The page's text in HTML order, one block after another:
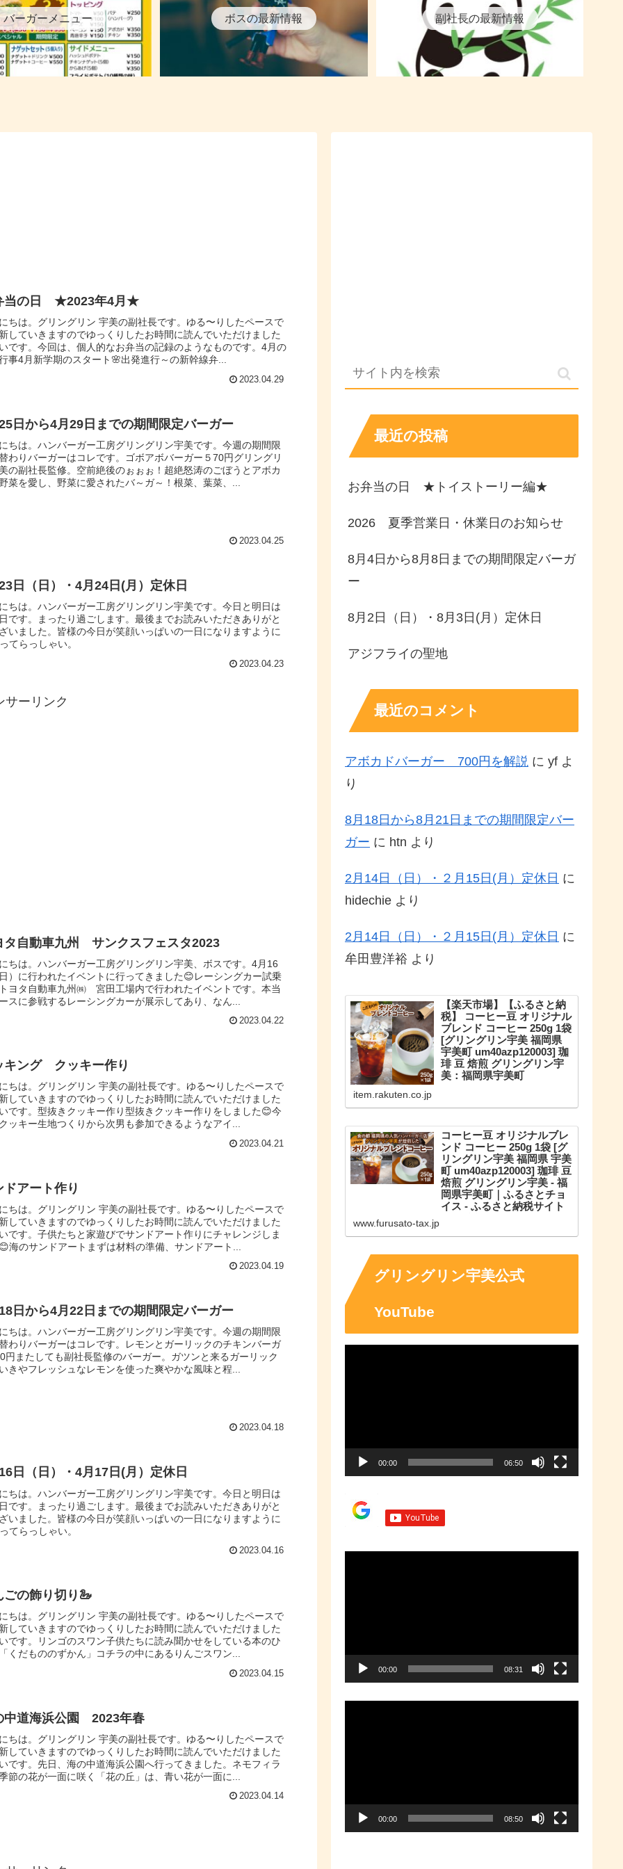
バーガーメニュー ボスの最新情報 副社長の最新情報
当の日 ★2023年4月★
ちは。グリングリン 宇美の副社長です。ゆる〜りしたペースで
していきますのでゆっくりしたお時間に読んでいただけました
です。今回は、個人的なお弁当の記録のようなものです。4月の
事4月新学期のスタート🌸出発進行～の新幹線弁...
2023.04.29
日から4月29日までの期間限定バーガー
ちは。ハンバーガー工房グリングリン宇美です。今週の期間限
わりバーガーはコレです。ゴボアボバーガー５70円グリングリ
の副社長監修。空前絶後のぉぉぉ！超絶怒涛のごぼうとアボカ
菜を愛し、野菜に愛されたバ～ガ～！根菜、葉菜、...
2023.04.25
日（日）・4月24日(月）定休日
ちは。ハンバーガー工房グリングリン宇美です。今日と明日は
です。まったり過ごします。最後までお読みいただきありがと
いました。皆様の今日が笑顔いっぱいの一日になりますように
てらっしゃい。
2023.04.23
サーリンク
タ自動車九州 サンクスフェスタ2023
ちは。ハンバーガー工房グリングリン宇美、ボスです。4月16
）に行われたイベントに行ってきました😊レーシングカー試乗
ヨタ自動車九州㈱ 宮田工場内で行われたイベントです。本当
スに参戦するレーシングカーが展示してあり、なん...
2023.04.22
キング クッキー作り
ちは。グリングリン 宇美の副社長です。ゆる〜りしたペースで
していきますのでゆっくりしたお時間に読んでいただけました
です。型抜きクッキー作り型抜きクッキー作りをしました😊今
ッキー生地つくりから次男も参加できるようなアイ...
2023.04.21
ドアート作り
ちは。グリングリン 宇美の副社長です。ゆる〜りしたペースで
していきますのでゆっくりしたお時間に読んでいただけました
です。子供たちと家遊びでサンドアート作りにチャレンジしま
海のサンドアートまずは材料の準備、サンドアート...
2023.04.19
日から4月22日までの期間限定バーガー
ちは。ハンバーガー工房グリングリン宇美です。今週の期間限
わりバーガーはコレです。レモンとガーリックのチキンバーガ
円またしても副社長監修のバーガー。ガツンと来るガーリック
きやフレッシュなレモンを使った爽やかな風味と程...
2023.04.18
日（日）・4月17日(月）定休日
ちは。ハンバーガー工房グリングリン宇美です。今日と明日は
です。まったり過ごします。最後までお読みいただきありがと
いました。皆様の今日が笑顔いっぱいの一日になりますように
てらっしゃい。
2023.04.16
ごの飾り切り🦢
ちは。グリングリン 宇美の副社長です。ゆる〜りしたペースで
していきますのでゆっくりしたお時間に読んでいただけました
です。リンゴのスワン子供たちに読み聞かせをしている本のひ
くだもののずかん」コチラの中にあるりんごスワン...
2023.04.15
中道海浜公園 2023年春
ちは。グリングリン 宇美の副社長です。ゆる〜りしたペースで
していきますのでゆっくりしたお時間に読んでいただけました
です。先日、海の中道海浜公園へ行ってきました。ネモフィラ
節の花が一面に咲く「花の丘」は、青い花が一面に...
2023.04.14
最近の投稿
お弁当の日 ★トイストーリー編★
2026 夏季営業日・休業日のお知らせ
8月4日から8月8日までの期間限定バーガ
ー
8月2日（日）・8月3日(月）定休日
アジフライの聖地
最近のコメント
アボカドバーガー 700円を解説 に yf よ
り
8月18日から8月21日までの期間限定バー
ガー に htn より
2月14日（日）・２月15日(月）定休日 に
hidechie より
2月14日（日）・２月15日(月）定休日 に
牟田豊洋裕 より
【楽天市場】【ふるさと納
税】 コーヒー豆 オリジナル
ブレンド コーヒー 250g 1袋
[グリングリン宇美 福岡県
宇美町 um40azp120003] 珈
琲 豆 焙煎 グリングリン宇
美：福岡県宇美町
ジナルブレンド コーヒー 250g 1袋
item.rakuten.co.jp
コーヒー豆 オリジナルブレ
ンド コーヒー 250g 1袋 [グ
リングリン宇美 福岡県 宇美
町 um40azp120003] 珈琲 豆
焙煎 グリングリン宇美 - 福
岡県宇美町｜ふるさとチョ
イス - ふるさと納税サイト
満載のふるさと納税No.1サイト
の魅力を知ったうえで、あなたが
応援したい地域に簡単・便利にふ
るさと納税で寄付ができます。
www.furusato-tax.jp
グリングリン宇美公式
YouTube
00:00 06:50
00:00 08:31
00:00 08:50